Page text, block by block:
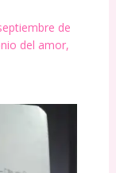
de
del amor,